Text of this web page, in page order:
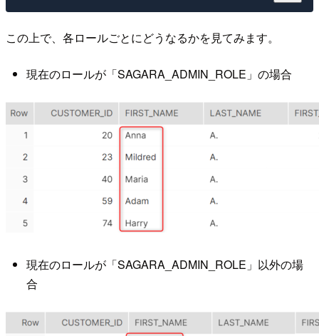
この上で、各ロールごとにどうなるかを見てみます。
現在のロールが「SAGARA_ADMIN_ROLE」の場合
現在のロールが「SAGARA_ADMIN_ROLE」以外の場
合